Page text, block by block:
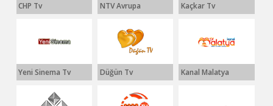
CHP Tv NTV Avrupa Kaçkar Tv
Yeni Sinema Tv Düğün Tv Kanal Malatya